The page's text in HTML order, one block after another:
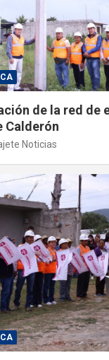
de la red de
Calderón
Noticias